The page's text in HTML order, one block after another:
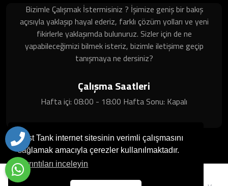
Best Tank internet sitesinin verimli çalışmasını
sağlamak amacıyla çerezler kullanılmaktadır.
Ayrıntıları inceleyin
Bizimle Çalışmak İstermisiniz ? İşimize geniş bir bakış
açısıyla yaklaşıp hayal ederiz, farklı çözüm yolları ve yeni
fikirlerle yaklaşımda bulunuruz. Sizler için de ne
yapabileceğimizi bilmek isteriz, bizimle iletişime geçip
tanışmaya ne dersiniz?
Çalışma Saatleri
Hafta içi: 08:00 - 18:00 Hafta Sonu: Kapalı